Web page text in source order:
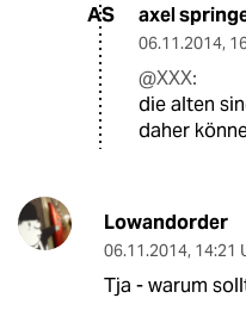
AS axel
06.11.2014,
@XXX:
die alten
daher
Lowandorder
06.11.2014, 14:21
Tja - warum